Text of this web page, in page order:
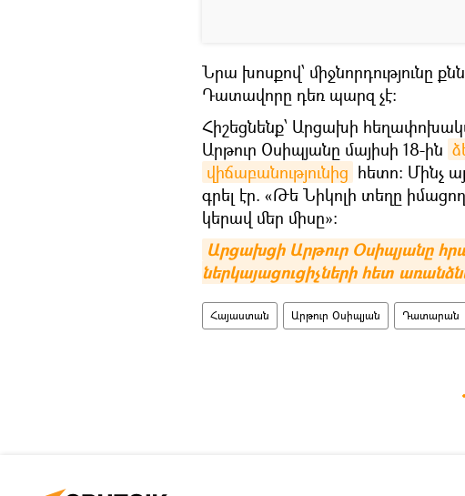
Նրա խոսքով՝ միջնորդությունը
Դատավորը դեռ պարզ չէ։
Հիշեցնենք՝ Արցախի
Արթուր Օսիպյանը մայիսի 18-ին
վիճաբանությունից հետո։ Մինչ
գրել էր. «Թե Նիկոլի տեղը
կերավ մեր միսը»։
Արցախցի Արթուր Օսիպյանը
ներկայացուցիչների հետ
Հայաստան Արթուր Օսիպյան Դատարան